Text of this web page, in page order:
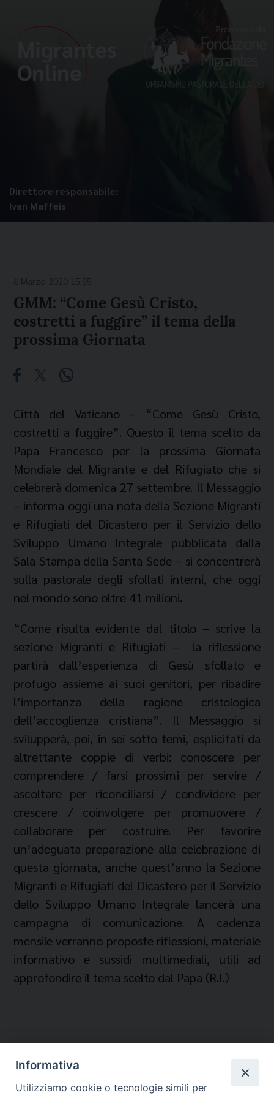
Direttore responsabile:
Ivan Maffeis
GMM: “Come Gesù Cristo,
costretti a fuggire” il tema della
prossima Giornata
Città del Vaticano – “Come Gesù Cristo,
costretti a fuggire”. Questo il tema scelto da
Papa Francesco per la prossima Giornata
Mondiale del Migrante e del Rifugiato che si
celebrerà domenica 27 settembre. Il Messaggio
– informa oggi una nota della Sezione Migranti
e Rifugiati del Dicastero per il Servizio dello
Sviluppo Umano Integrale pubblicata dalla
Sala Stampa della Santa Sede – si concentrerà
sulla pastorale degli sfollati interni, che oggi
nel mondo sono oltre 41 milioni.
“Come risulta evidente dal titolo – scrive la
sezione Migranti e Rifugiati – la riflessione
partirà dall’esperienza di Gesù sfollato e
profugo assieme ai suoi genitori, per ribadire
l’importanza della ragione cristologica
dell’accoglienza cristiana”. Il Messaggio si
svilupperà, poi, in sei sotto temi, esplicitati da
altrettante coppie di verbi: conoscere per
comprendere / farsi prossimi per servire /
ascoltare per riconciliarsi / condividere per
crescere / coinvolgere per promuovere /
collaborare per costruire. Per favorire
un’adeguata preparazione alla celebrazione di
questa giornata, anche quest’anno la Sezione
Migranti e Rifugiati del Dicastero per il Servizio
dello Sviluppo Umano Integrale lancerà una
campagna di comunicazione. A cadenza
mensile verranno proposte riflessioni, materiale
informativo e sussidi multimediali, utili ad
approfondire il tema scelto dal Papa (R.I.)​
Temi:
Informativa
Utilizziamo cookie o tecnologie simili per